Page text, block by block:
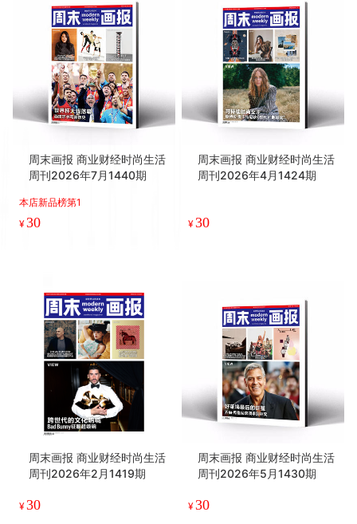
周末画报 商业财经时尚生活
周刊2026年7月1440期
本店新品榜第1
¥30
周末画报 商业财经时尚生活
周刊2026年4月1424期
¥30
周末画报 商业财经时尚生活
周刊2026年2月1419期
¥30
周末画报 商业财经时尚生活
周刊2026年5月1430期
¥30